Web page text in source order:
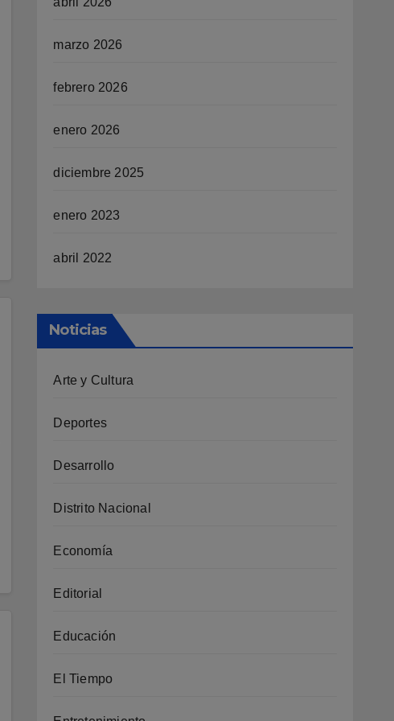
marzo 2026
febrero 2026
enero 2026
diciembre 2025
enero 2023
abril 2022
Noticias
Arte y Cultura
Deportes
Desarrollo
Distrito Nacional
Economía
Editorial
Educación
El Tiempo